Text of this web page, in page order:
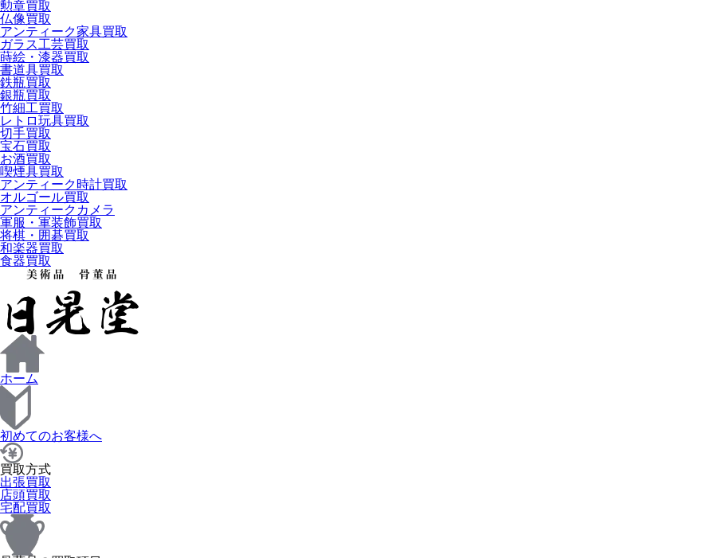
勲章買取
仏像買取
アンティーク家具買取
ガラス工芸買取
蒔絵・漆器買取
書道具買取
鉄瓶買取
銀瓶買取
竹細工買取
レトロ玩具買取
切手買取
宝石買取
お酒買取
喫煙具買取
アンティーク時計買取
オルゴール買取
アンティークカメラ
軍服・軍装飾買取
将棋・囲碁買取
和楽器買取
食器買取
ホーム
初めてのお客様へ
買取方式
出張買取
店頭買取
宅配買取